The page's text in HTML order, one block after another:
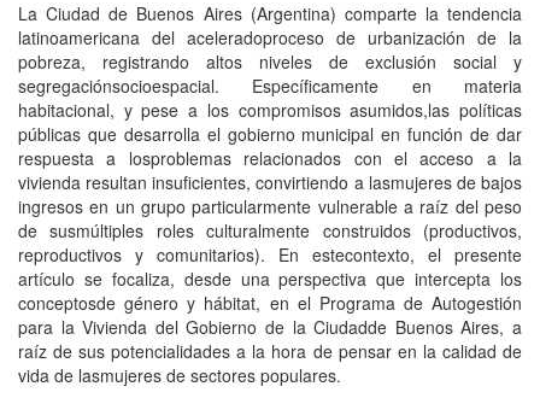
La Ciudad de Buenos Aires (Argentina) comparte la tendencia
latinoamericana del aceleradoproceso de urbanización de la
pobreza, registrando altos niveles de exclusión social y
segregaciónsocioespacial. Específicamente en materia
habitacional, y pese a los compromisos asumidos,las políticas
públicas que desarrolla el gobierno municipal en función de dar
respuesta a losproblemas relacionados con el acceso a la
vivienda resultan insuficientes, convirtiendo a lasmujeres de bajos
ingresos en un grupo particularmente vulnerable a raíz del peso
de susmúltiples roles culturalmente construidos (productivos,
reproductivos y comunitarios). En estecontexto, el presente
artículo se focaliza, desde una perspectiva que intercepta los
conceptosde género y hábitat, en el Programa de Autogestión
para la Vivienda del Gobierno de la Ciudadde Buenos Aires, a
raíz de sus potencialidades a la hora de pensar en la calidad de
vida de lasmujeres de sectores populares.